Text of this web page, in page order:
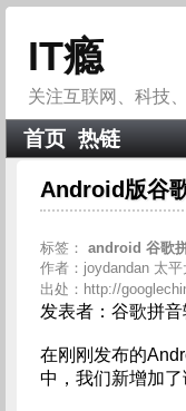
IT瘾
关注互联网、科技
首页 热链
Android版谷
标签： android 谷歌
作者：joydandan 太平
出处：http://
发表者：谷歌拼音
在刚刚发布的
中，我们新增加了